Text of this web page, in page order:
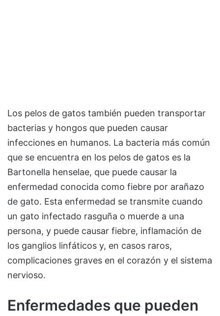
Los pelos de gatos también pueden transportar
bacterias y hongos que pueden causar
infecciones en humanos. La bacteria más común
que se encuentra en los pelos de gatos es la
Bartonella henselae, que puede causar la
enfermedad conocida como fiebre por arañazo
de gato. Esta enfermedad se transmite cuando
un gato infectado rasguña o muerde a una
persona, y puede causar fiebre, inflamación de
los ganglios linfáticos y, en casos raros,
complicaciones graves en el corazón y el sistema
nervioso.
Enfermedades que pueden